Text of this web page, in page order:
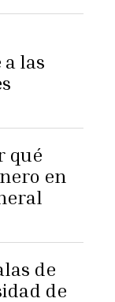
las
qué
en
de
de